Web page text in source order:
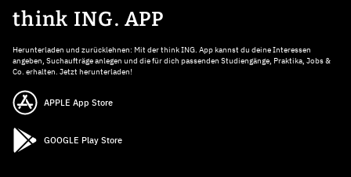
think ING. APP
Herunterladen und zurücklehnen: Mit der think ING. App kannst du deine Interessen
angeben, Suchaufträge anlegen und die für dich passenden Studiengänge, Praktika, Jobs &
Co. erhalten. Jetzt herunterladen!
APPLE App Store
GOOGLE Play Store